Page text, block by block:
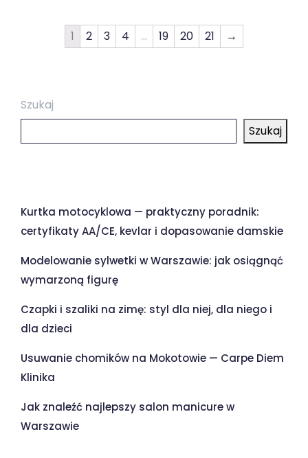
1 2 3 4 … 19 20 21 →
Szukaj
Szukaj
Kurtka motocyklowa — praktyczny poradnik:
certyfikaty AA/CE, kevlar i dopasowanie damskie
Modelowanie sylwetki w Warszawie: jak osiągnąć
wymarzoną figurę
Czapki i szaliki na zimę: styl dla niej, dla niego i
dla dzieci
Usuwanie chomików na Mokotowie — Carpe Diem
Klinika
Jak znaleźć najlepszy salon manicure w
Warszawie